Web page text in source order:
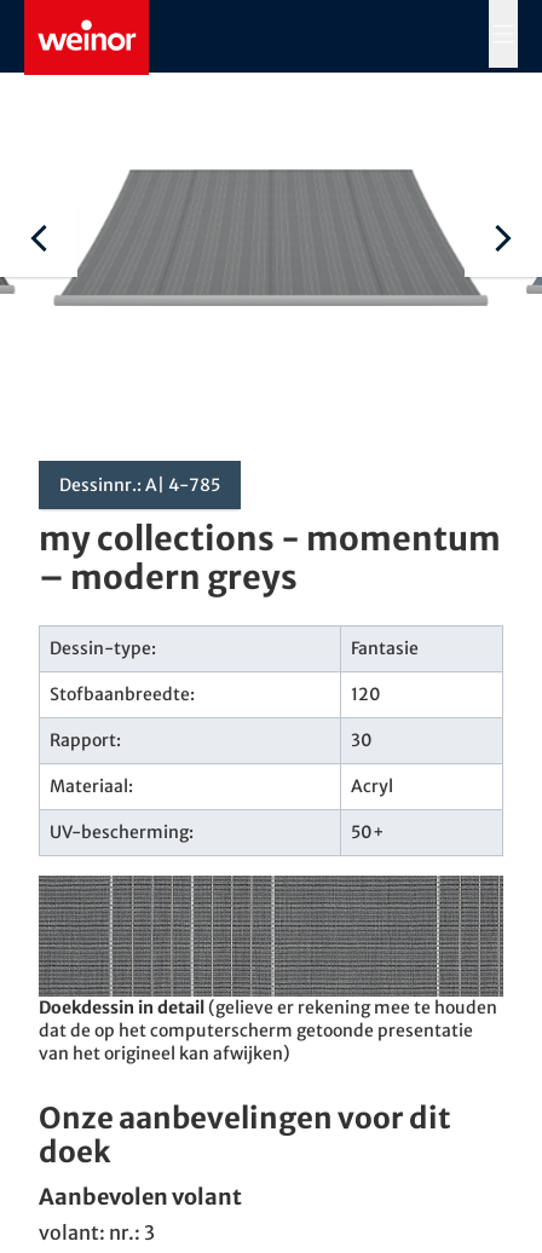
Skip to main content
Dessinnr.: A| 4-785
my collections - momentum
– modern greys
Dessin-type: Fantasie
Stofbaanbreedte: 120
Rapport: 30
Materiaal: Acryl
UV-bescherming: 50+
Doekdessin in detail(gelieve er rekening mee te houden
dat de op het computerscherm getoonde presentatie
van het origineel kan afwijken)
Onze aanbevelingen voor dit
doek
Aanbevolen volant
volant: nr.: 3